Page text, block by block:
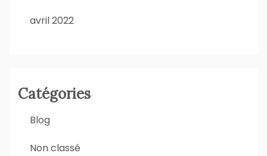
avril 2022
Catégories
Blog
Non classé